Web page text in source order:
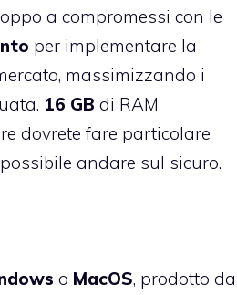
a compromessi con le
per implementare la
massimizzando i
16 GB di RAM
dovrete fare particolare
andare sul sicuro.
o MacOS, prodotto da